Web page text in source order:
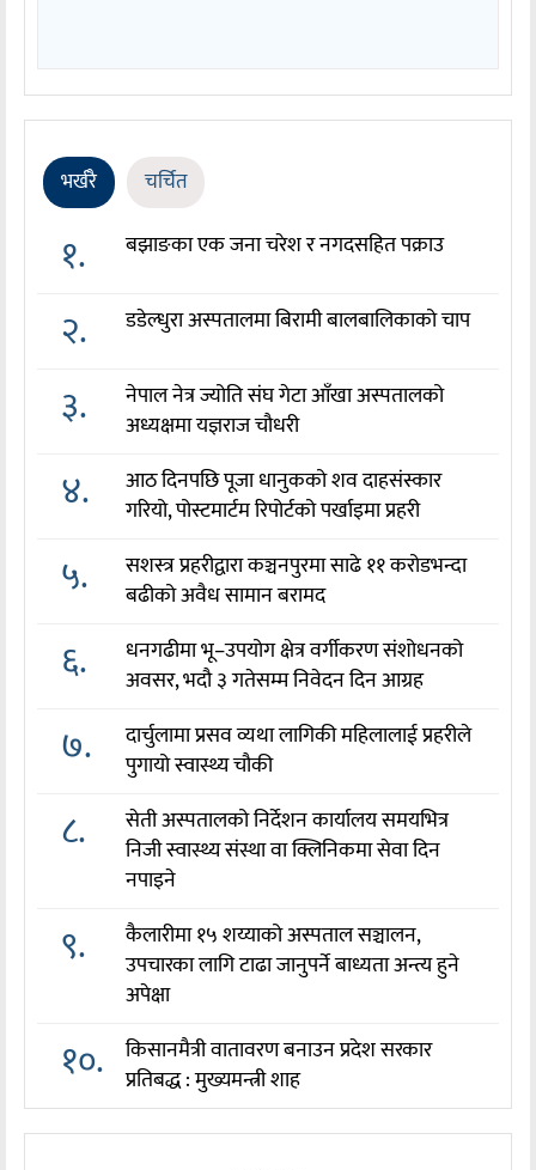
भर्खरै चर्चित
१. बझाङका एक जना चरेश र नगदसहित पक्राउ
२. डडेल्धुरा अस्पतालमा बिरामी बालबालिकाको चाप
३.
नेपाल नेत्र ज्योति संघ गेटा आँखा अस्पतालको
अध्यक्षमा यज्ञराज चौधरी
४.
आठ दिनपछि पूजा धानुकको शव दाहसंस्कार
गरियो, पोस्टमार्टम रिपोर्टको पर्खाइमा प्रहरी
५.
सशस्त्र प्रहरीद्वारा कञ्चनपुरमा साढे ११ करोडभन्दा
बढीको अवैध सामान बरामद
६.
धनगढीमा भू–उपयोग क्षेत्र वर्गीकरण संशोधनको
अवसर, भदौ ३ गतेसम्म निवेदन दिन आग्रह
७.
दार्चुलामा प्रसव व्यथा लागिकी महिलालाई प्रहरीले
पुगायो स्वास्थ्य चौकी
८.
सेती अस्पतालको निर्देशन कार्यालय समयभित्र
निजी स्वास्थ्य संस्था वा क्लिनिकमा सेवा दिन
नपाइने
९.
कैलारीमा १५ शय्याको अस्पताल सञ्चालन,
उपचारका लागि टाढा जानुपर्ने बाध्यता अन्त्य हुने
अपेक्षा
१०.
किसानमैत्री वातावरण बनाउन प्रदेश सरकार
प्रतिबद्ध : मुख्यमन्त्री शाह